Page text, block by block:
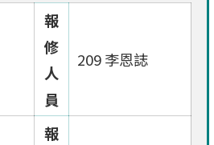
報
修
人
員
209 李恩誌
報